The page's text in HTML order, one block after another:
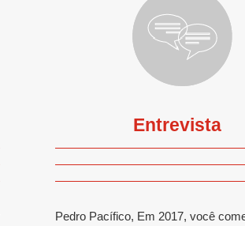
Entrevista
Pedro Pacífico, Em 2017, você